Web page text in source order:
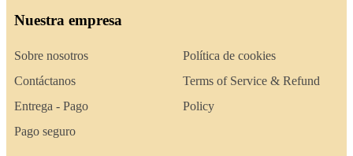
Nuestra empresa
Sobre nosotros
Contáctanos
Entrega - Pago
Pago seguro
Política de cookies
Terms of Service & Refund
Policy